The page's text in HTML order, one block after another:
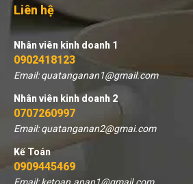
Liên hệ
Nhân viên kinh doanh 1
0902418123
Email: quatanganan1@gmail.com
Nhân viên kinh doanh 2
0707260997
Email: quatanganan2@gmai.com
Kế Toán
0909445469